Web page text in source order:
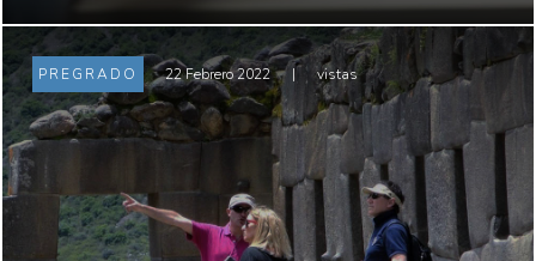
PREGRADO 22 Febrero 2022 | vistas